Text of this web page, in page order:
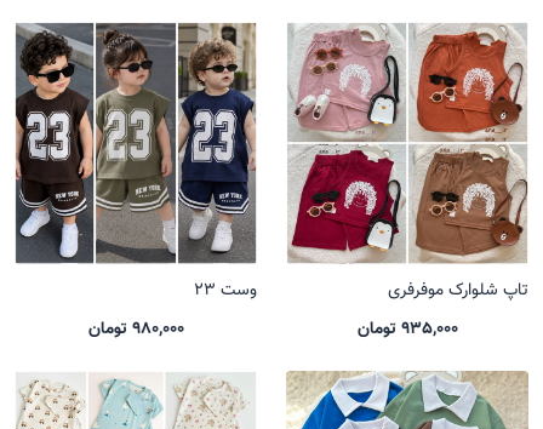
تاپ شلوارک موفرفری
935,000 تومان
وست 23
980,000 تومان